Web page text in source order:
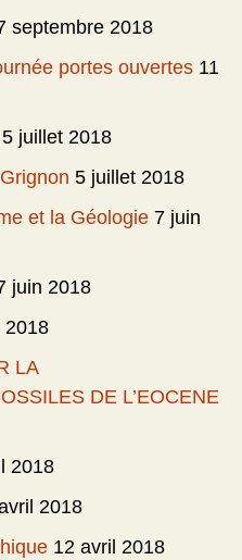
septembre 2018
portes ouvertes 11
5 juillet 2018
5 juillet 2018
et la Géologie 7 juin
juin 2018
2018
LA
DE L’EOCENE
2018
2018
12 avril 2018